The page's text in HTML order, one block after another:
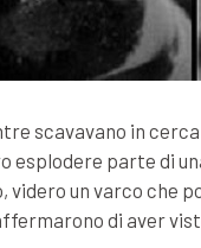
scavavano in
esplodere parte di
videro un varco che
di aver